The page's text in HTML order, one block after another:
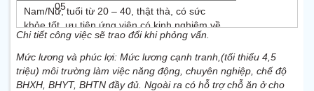
05
Nam/Nữ, tuổi từ 20 – 40, thật thà, có sức
khỏe tốt, ưu tiên ứng viên có kinh nghiệm về
giặt ủi, vệ sinh công cộng.
Trình độ: không yêu cầu.
Chi tiết công việc sẽ trao đổi khi phỏng vấn.
Mức lương và phúc lợi: Mức lương cạnh tranh,(tối thiểu 4,5
triệu) môi trường làm việc năng động, chuyên nghiệp, chế độ
BHXH, BHYT, BHTN đầy đủ. Ngoài ra có hỗ trợ chỗ ăn ở cho